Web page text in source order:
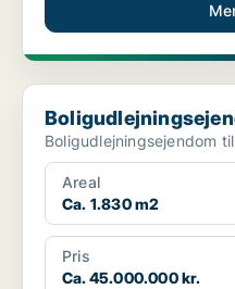
Boligudlejningsejendom i
Boligudlejningsejendom
Areal
Ca. 1.830 m2
Pris
Ca. 45.000.000 kr.